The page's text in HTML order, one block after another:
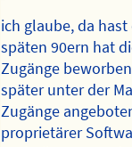
ich glaube, da
späten 90ern hat
Zugänge
später unter der
Zugänge
proprietärer